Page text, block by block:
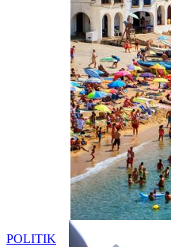
POLITIK